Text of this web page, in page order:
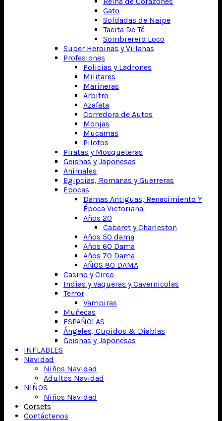
Gato
Soldadas de Naipe
Tacita De Té
Sombrerero Loco
Super Heroinas y Villanas
Profesiones
Policias y Ladrones
Militares
Marineras
Arbitro
Azafata
Corredora de Autos
Monjas
Mucamas
Pilotos
Piratas y Mosqueteras
Geishas y Japonesas
Animales
Egipcias, Romanas y Guerreras
Epocas
Damas Antiguas, Renacimiento Y
Época Victoriana
Años 20
Cabaret y Charleston
Años 50 dama
Años 60 Dama
Años 70 Dama
AÑOS 80 DAMA
Casino y Circo
Indias y Vaqueras y Cavernicolas
Terror
Vampiras
Muñecas
ESPAÑOLAS
Ángeles, Cupidos & Diablas
Geishas y Japonesas
INFLABLES
Navidad
Niños Navidad
Adultos Navidad
NIÑOS
Niños Navidad
Corsets
Contáctenos